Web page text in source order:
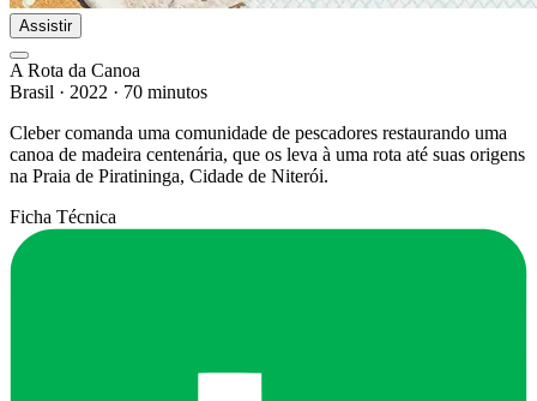
Assistir
A Rota da Canoa
Brasil · 2022 · 70 minutos
Cleber comanda uma comunidade de pescadores restaurando uma
canoa de madeira centenária, que os leva à uma rota até suas origens
na Praia de Piratininga, Cidade de Niterói.
Ficha Técnica